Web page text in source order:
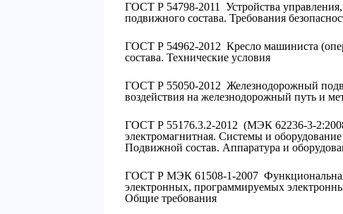
ГОСТ Р 54798-2011 Устройства
подвижного состава. Требования
ГОСТ Р 54962-2012 Кресло машиниста
состава. Технические условия
ГОСТ Р 55050-2012 Железнодорожный
воздействия на железнодорожный путь и
ГОСТ Р 55176.3.2-2012 (МЭК 62236-3-
электромагнитная. Системы и
Подвижной состав. Аппаратура и
ГОСТ Р МЭК 61508-1-2007 Функциональная
электронных, программируемых
Общие требования